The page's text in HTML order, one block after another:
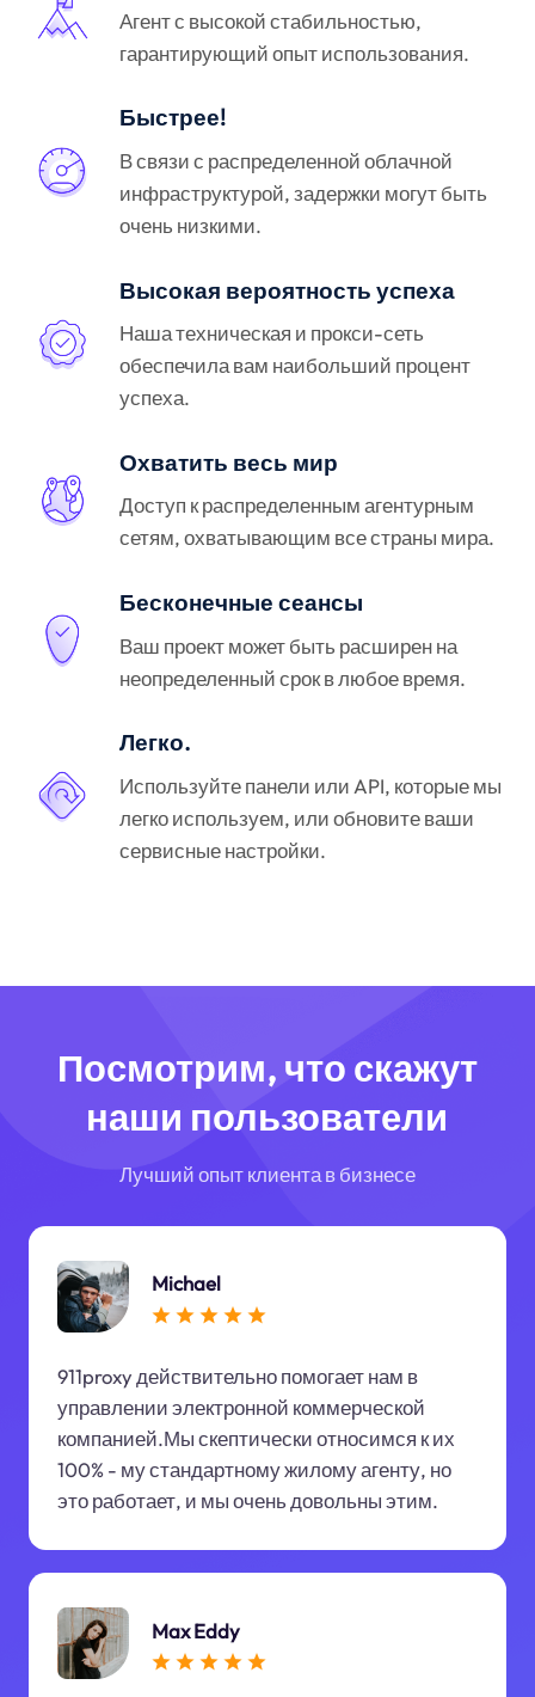
Агент с высокой стабильностью,
гарантирующий опыт использования.
Быстрее!
В связи с распределенной облачной
инфраструктурой, задержки могут быть
очень низкими.
Высокая вероятность успеха
Наша техническая и прокси-сеть
обеспечила вам наибольший процент
успеха.
Охватить весь мир
Доступ к распределенным агентурным
сетям, охватывающим все страны мира.
Бесконечные сеансы
Ваш проект может быть расширен на
неопределенный срок в любое время.
Легко.
Используйте панели или API, которые мы
легко используем, или обновите ваши
сервисные настройки.
Посмотрим, что скажут
наши пользователи
Лучший опыт клиента в бизнесе
Michael
911proxy действительно помогает нам в
управлении электронной коммерческой
компанией.Мы скептически относимся к их
100% - му стандартному жилому агенту, но
это работает, и мы очень довольны этим.
Max Eddy